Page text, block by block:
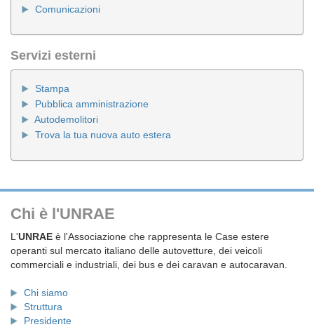
Comunicazioni
Servizi esterni
Stampa
Pubblica amministrazione
Autodemolitori
Trova la tua nuova auto estera
Chi è l'UNRAE
L'UNRAE è l'Associazione che rappresenta le Case estere
operanti sul mercato italiano delle autovetture, dei veicoli
commerciali e industriali, dei bus e dei caravan e autocaravan.
Chi siamo
Struttura
Presidente